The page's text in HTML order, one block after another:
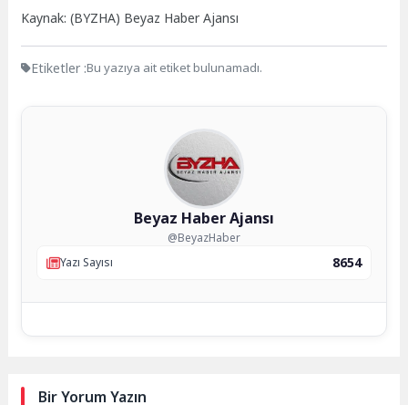
Kaynak: (BYZHA) Beyaz Haber Ajansı
Etiketler :Bu yazıya ait etiket bulunamadı.
Beyaz Haber Ajansı
@BeyazHaber
Yazı Sayısı
8654
Bir Yorum Yazın